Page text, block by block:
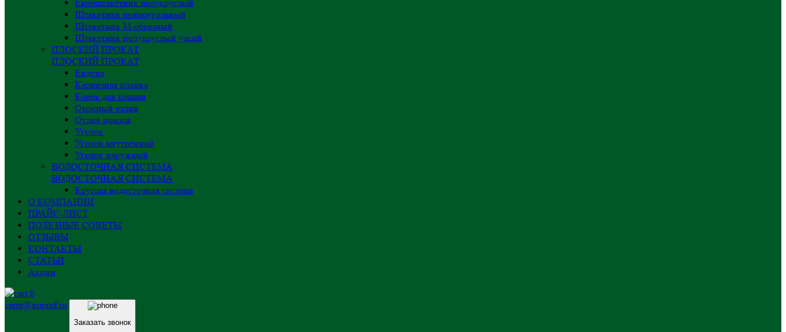
Евроштакетник полукруглый
Штакетник прямоугольный
Штакетник М-образный
Штакетник полукруглый узкий
ПЛОСКИЙ ПРОКАТ
ПЛОСКИЙ ПРОКАТ
Ендова
Карнизная планка
Конёк для крыши
Оконный отлив
Отлив цоколя
Уголок
Уголок внутренний
Уголок наружный
ВОДОСТОЧНАЯ СИСТЕМА
ВОДОСТОЧНАЯ СИСТЕМА
Круглая водосточная система
О КОМПАНИИ
ПРАЙС-ЛИСТ
ПОЛЕЗНЫЕ СОВЕТЫ
ОТЗЫВЫ
КОНТАКТЫ
СТАТЬИ
Акции
0
centr@astprof.ru
Заказать звонок